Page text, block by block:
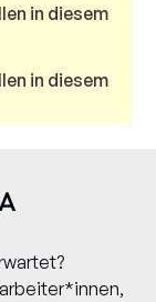
in diesem
in diesem